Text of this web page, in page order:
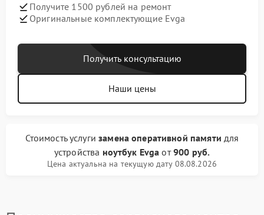
Получите 1500 рублей на ремонт
Оригинальные комплектующие Evga
Получить консультацию
Наши цены
Стоимость услугизамена оперативной памяти для
устройства ноутбук Evga от900 руб.
Цена актуальна на текущую дату 08.08.2026